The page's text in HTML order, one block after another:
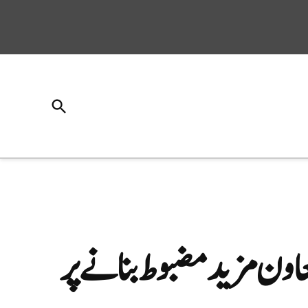
Open
مزید مضبوط بنانے پر